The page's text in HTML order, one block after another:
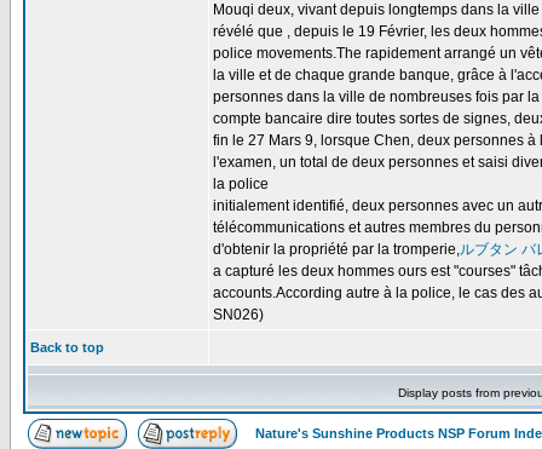
Mouqi deux, vivant depuis longtemps dans la
révélé que , depuis le 19 Février, les deux
police movements.The rapidement arrangé un
la ville et de chaque grande banque, grâce à
personnes dans la ville de nombreuses fois par
compte bancaire dire toutes sortes de signes,
fin le 27 Mars 9, lorsque Chen, deux personnes
l'examen, un total de deux personnes et saisi
la police
initialement identifié, deux personnes avec un
télécommunications et autres membres du
d'obtenir la propriété par la tromperie,ルブタン バ
a capturé les deux hommes ours est "courses"
accounts.According autre à la police, le cas des
SN026)
Back to top
Display posts from
Nature's Sunshine Products NSP Forum